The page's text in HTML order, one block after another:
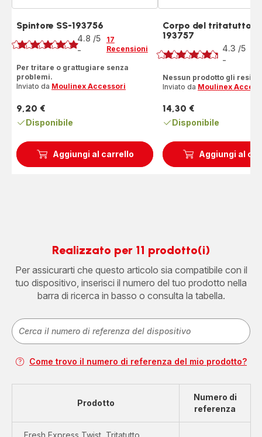
Aggiungi al carrello
Spintore SS-193756
Voto
4.8 /5
-
17
Recensioni
Per tritare o grattugiare senza
problemi.
Inviato da Moulinex Accessori
Prezzo
9,20 €
Disponibile
Aggiungi al
Corpo del tritatutto
193757
Voto
4.3 /5
-
Nessun prodotto gli
Inviato da Moulinex
Prezzo
14,30 €
Disponibile
Realizzato per 11 prodotto(i)
Per assicurarti che questo articolo sia compatibile con il
tuo dispositivo, inserisci il numero del tuo prodotto nella
barra di ricerca in basso o consulta la tabella.
Come trovo il numero di referenza del mio prodotto?
Prodotto
Numero di
referenza
Fresh Express Twist, Tritatutto,